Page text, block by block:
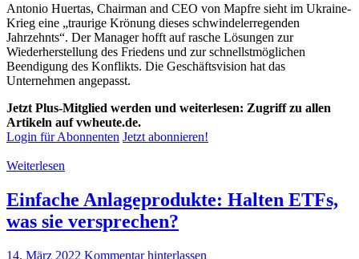
Antonio Huertas, Chairman and CEO von Mapfre sieht im Ukraine-
Krieg eine „traurige Krönung dieses schwindelerregenden
Jahrzehnts“. Der Manager hofft auf rasche Lösungen zur
Wiederherstellung des Friedens und zur schnellstmöglichen
Beendigung des Konflikts. Die Geschäftsvision hat das
Unternehmen angepasst.
Jetzt Plus-Mitglied werden und weiterlesen: Zugriff zu allen
Artikeln auf vwheute.de.
Login für Abonnenten Jetzt abonnieren!
Weiterlesen
Einfache Anlageprodukte: Halten ETFs,
was sie versprechen?
14. März 2022 Kommentar hinterlassen